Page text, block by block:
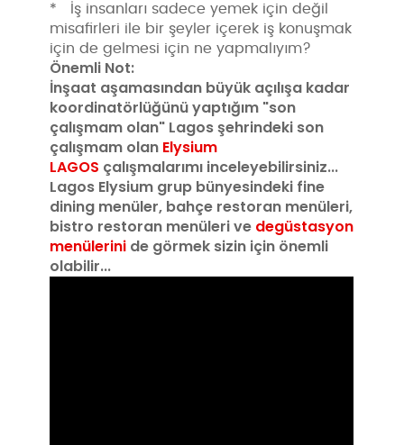
* İş insanları sadece yemek için değil
misafirleri ile bir şeyler içerek iş konuşmak
için de gelmesi için ne yapmalıyım?
Önemli Not:
İnşaat aşamasından büyük açılışa kadar
koordinatörlüğünü yaptığım "son
çalışmam olan" Lagos şehrindeki son
çalışmam olan Elysium
LAGOS çalışmalarımı inceleyebilirsiniz...
Lagos Elysium grup bünyesindeki fine
dining menüler, bahçe restoran menüleri,
bistro restoran menüleri ve degüstasyon
menülerini de görmek sizin için önemli
olabilir...